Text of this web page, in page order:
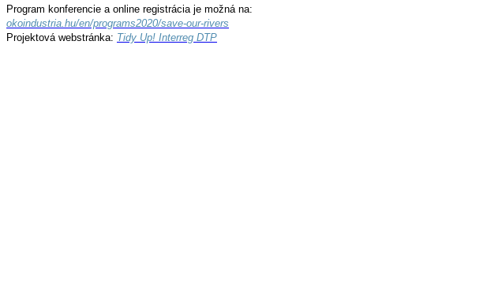
Program konferencie a online registrácia je možná na:
okoindustria.hu/en/programs2020/save-our-rivers
Projektová webstránka: Tidy Up! Interreg DTP